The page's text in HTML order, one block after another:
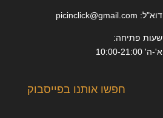
דוא"ל: picinclick@gmail.com
שעות פתיחה:
א'-ה' 10:00-21:00
חפשו אותנו בפייסבוק